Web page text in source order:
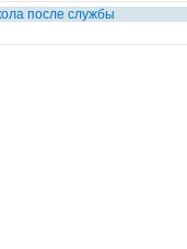
после службы